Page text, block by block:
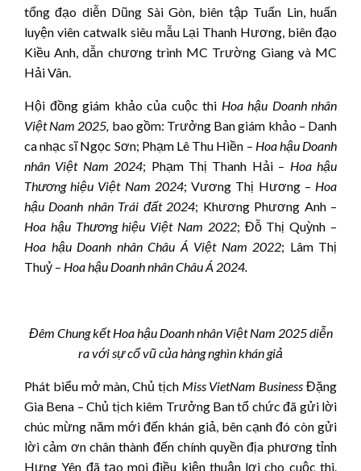
tổng đạo diễn Dũng Sài Gòn, biên tập Tuấn Lin, huấn
luyện viên catwalk siêu mẫu Lại Thanh Hương, biên đạo
Kiều Anh, dẫn chương trình MC Trường Giang và MC
Hải Vân.
Hội đồng giám khảo của cuộc thi Hoa hậu Doanh nhân
Việt Nam 2025 bao gồm: Trưởng Ban giám khảo – Danh
ca nhạc sĩ Ngọc Sơn; Phạm Lê Thu Hiền – Hoa hậu Doanh
nhân Việt Nam 2024; Phạm Thị Thanh Hải – Hoa hậu
Thương hiệu Việt Nam 2024; Vương Thị Hương – Hoa
hậu Doanh nhân Trái đất 2024; Khương Phương Anh –
Hoa hậu Thương hiệu Việt Nam 2022; Đỗ Thị Quỳnh –
Hoa hậu Doanh nhân Châu Á Việt Nam 2022; Lâm Thị
Thuỷ – Hoa hậu Doanh nhân Châu Á 2024.
Đêm Chung kết Hoa hậu Doanh nhân Việt Nam 2025 diễn
ra với sự cổ vũ của hàng nghìn khán giả
Phát biểu mở màn, Chủ tịch Miss VietNam Business Đặng
Gia Bena – Chủ tịch kiêm Trưởng Ban tổ chức đã gửi lời
chúc mừng năm mới đến khán giả, bên cạnh đó còn gửi
lời cảm ơn chân thành đến chính quyền địa phương tỉnh
Hưng Yên đã tạo mọi điều kiện thuận lợi cho cuộc thi.